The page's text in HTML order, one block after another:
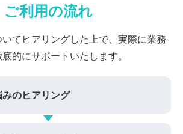
ご利用の流れ
てヒアリングした上で、実際に業務
的にサポートいたします。
のヒアリング